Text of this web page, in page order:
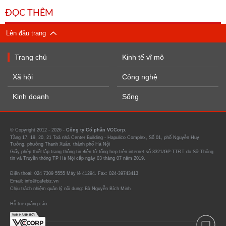
ĐỌC THÊM
Lên đầu trang
Trang chủ
Xã hội
Kinh doanh
Kinh tế vĩ mô
Công nghệ
Sống
© Copyright 2012 - 2026 - Công ty Cổ phần VCCorp.
Tầng 17, 19, 20, 21 Toà nhà Center Building - Hapulico Complex, Số 01, phố Nguyễn Huy
Tưởng, phường Thanh Xuân, thành phố Hà Nội
Giấy phép thiết lập trang thông tin điện tử tổng hợp trên internet số 3321/GP-TTĐT do Sở Thông
tin và Truyền thông TP Hà Nội cấp ngày 03 tháng 07 năm 2019.
Điện thoại: 024 7309 5555 Máy lẻ 41294. Fax: 024-39743413
Email: info@cafebiz.vn
Chịu trách nhiệm quản lý nội dung: Bà Nguyễn Bích Minh
Hỗ trợ quảng cáo: